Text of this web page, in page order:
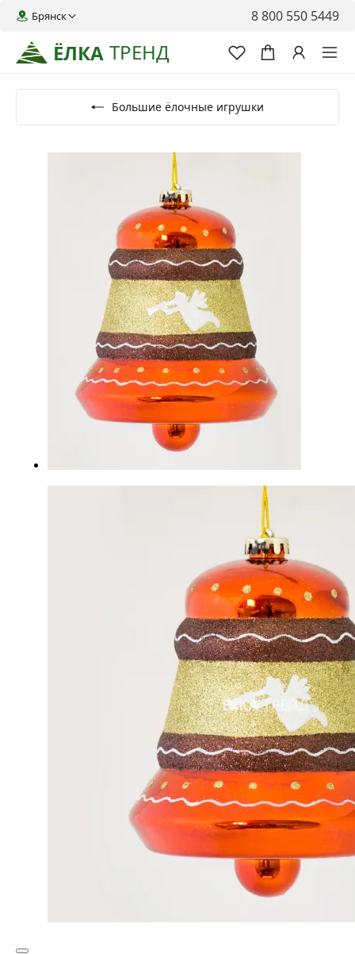
ЁЛКА ТРЕНД
Брянск 8 800 550 5449
Большие ёлочные игрушки